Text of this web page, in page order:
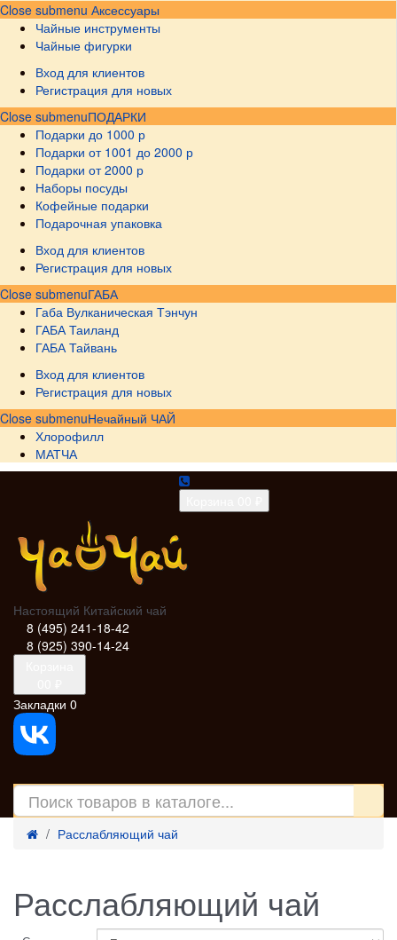
Close submenu Аксессуары
Чайные инструменты
Чайные фигурки
Вход для клиентов
Регистрация для новых
Close submenuПОДАРКИ
Подарки до 1000 р
Подарки от 1001 до 2000 р
Подарки от 2000 р
Наборы посуды
Кофейные подарки
Подарочная упаковка
Вход для клиентов
Регистрация для новых
Close submenuГАБА
Габа Вулканическая Тэнчун
ГАБА Таиланд
ГАБА Тайвань
Вход для клиентов
Регистрация для новых
Close submenuНечайный ЧАЙ
Хлорофилл
МАТЧА
Настоящий Китайский чай
8 (495) 241-18-42
8 (925) 390-14-24
Закладки 0
Расслабляющий чай
Расслабляющий чай